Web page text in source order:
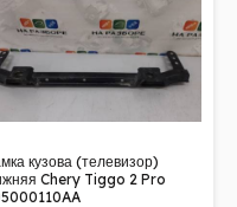
кузова (телевизор)
Chery Tiggo 2 Pro